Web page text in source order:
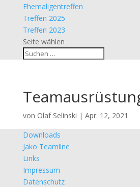
Ehemaligentreffen
Treffen 2025
Treffen 2023
Seite wählen
von Olaf Selinski | Apr. 12, 2021
Downloads
Jako Teamline
Links
Impressum
Datenschutz